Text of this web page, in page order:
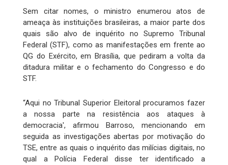
Sem citar nomes, o ministro enumerou atos de
ameaça às instituições brasileiras, a maior parte dos
quais são alvo de inquérito no Supremo Tribunal
Federal (STF), como as manifestações em frente ao
QG do Exército, em Brasília, que pediram a volta da
ditadura militar e o fechamento do Congresso e do
STF.
“Aqui no Tribunal Superior Eleitoral procuramos fazer
a nossa parte na resistência aos ataques à
democracia', afirmou Barroso, mencionando em
seguida as investigações abertas por motivação do
TSE, entre as quais o inquérito das milícias digitais, no
qual a Polícia Federal disse ter identificado a